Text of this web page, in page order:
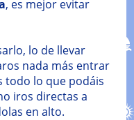
, es mejor evitar
lo de llevar
nada más entrar
todo lo que podáis
iros directas a
en alto.